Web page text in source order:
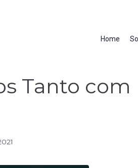
Home
Tanto com